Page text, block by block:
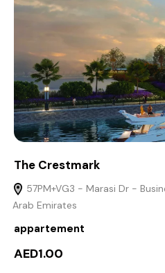
The Crestmark
57PM+VG3 - Marasi Dr -
Arab Emirates
appartement
AED1.00